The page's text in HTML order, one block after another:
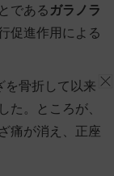
である ガラノラ
促進作用による
を骨折して以来
た。ところが、
痛が消え、正座